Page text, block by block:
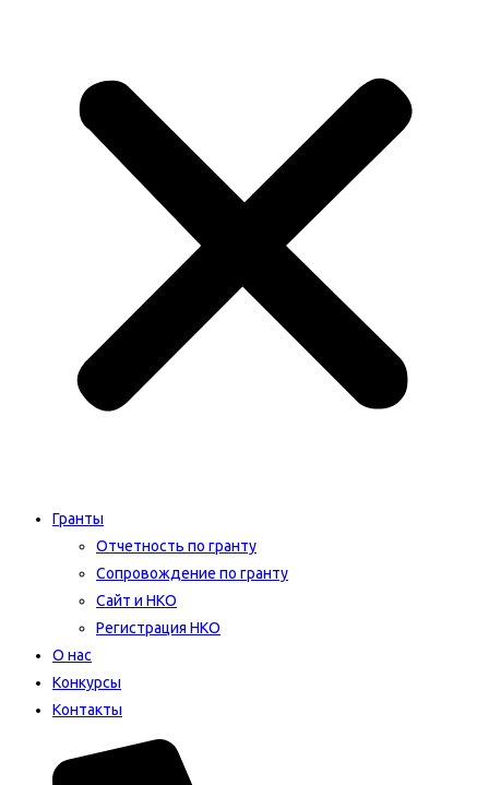
Гранты
Отчетность по гранту
Сопровождение по гранту
Сайт и НКО
Регистрация НКО
О нас
Конкурсы
Контакты